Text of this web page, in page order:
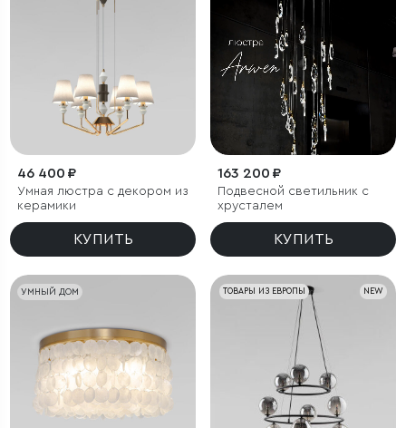
46 400 ₽
Умная люстра с декором из
керамики
КУПИТЬ
163 200 ₽
Подвесной светильник с
хрусталем
КУПИТЬ
УМНЫЙ ДОМ NEW
ТОВАРЫ ИЗ ЕВРОПЫ